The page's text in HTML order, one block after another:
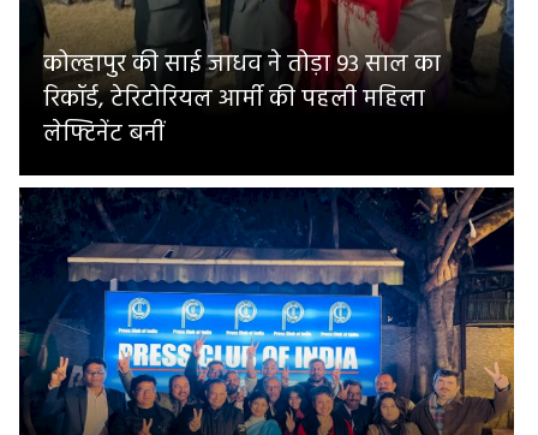
कोल्हापुर की साई जाधव ने तोड़ा 93 साल का
रिकॉर्ड, टेरिटोरियल आर्मी की पहली महिला
लेफ्टिनेंट बनीं